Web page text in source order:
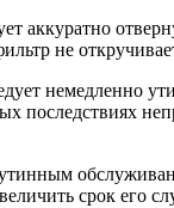
аккуратно
не
немедленно
срок его